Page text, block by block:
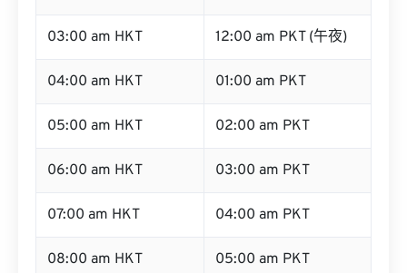
03:00 am HKT 12:00 am PKT (午夜)
04:00 am HKT 01:00 am PKT
05:00 am HKT 02:00 am PKT
06:00 am HKT 03:00 am PKT
07:00 am HKT 04:00 am PKT
08:00 am HKT 05:00 am PKT